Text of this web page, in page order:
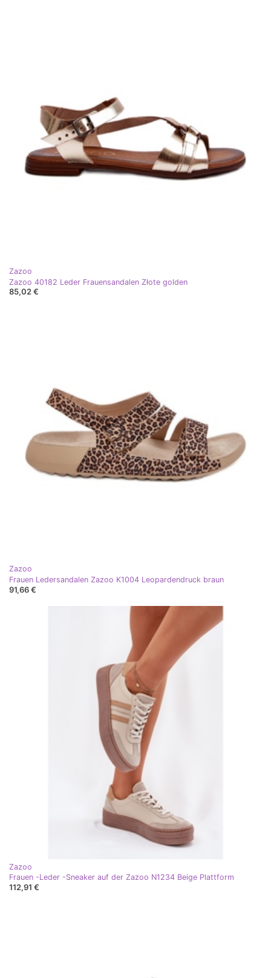
Zazoo
Zazoo 40182 Leder Frauensandalen Złote golden
85,02 €
Zazoo
Frauen Ledersandalen Zazoo K1004 Leopardendruck braun
91,66 €
Zazoo
Frauen -Leder -Sneaker auf der Zazoo N1234 Beige Plattform
112,91 €